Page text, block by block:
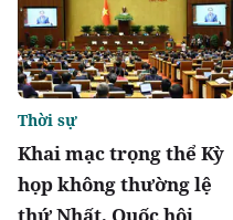
Khai mạc trọng thể Kỳ
họp không thường lệ
Thời sự